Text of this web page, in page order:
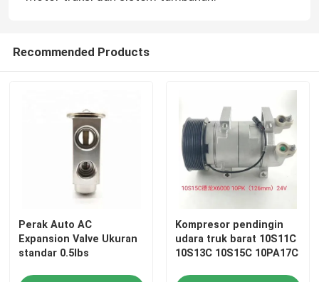
Recommended Products
Perak Auto AC
Expansion Valve Ukuran
standar 0.5lbs
Kompresor pendingin
udara truk barat 10S11C
10S13C 10S15C 10PA17C